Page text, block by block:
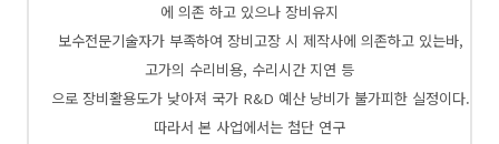
에 의존 하고 있으나 장비유지
보수전문기술자가 부족하여 장비고장 시 제작사에 의존하고 있는바,
고가의 수리비용, 수리시간 지연 등
으로 장비활용도가 낮아져 국가 R&D 예산 낭비가 불가피한 실정이다.
따라서 본 사업에서는 첨단 연구